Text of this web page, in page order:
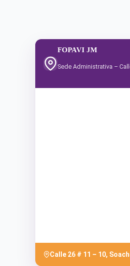
FOPAVI JM
Sede Administrativa –
Calle 26 # 11 – 10,